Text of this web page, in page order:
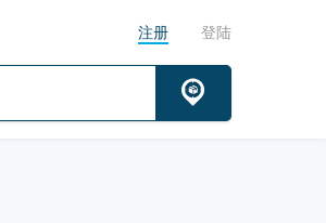
注册 登陆